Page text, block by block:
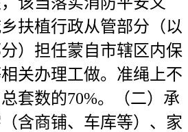
扶植行政从管部分（以
）担任蒙自市辖区内保
关办理工做。准绳上不
套数的70%。（二）承
含商铺、车库等）、家